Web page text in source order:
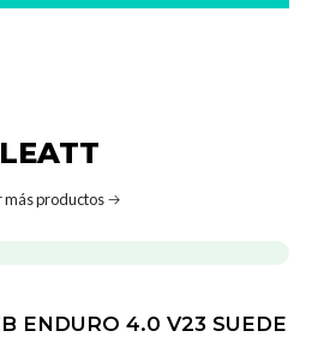
LEATT
más productos
ENDURO 4.0 V23 SUEDE